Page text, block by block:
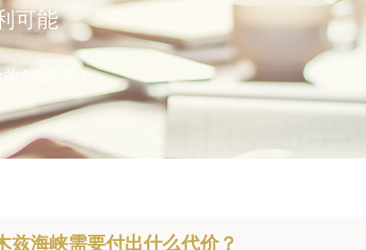
可能
金融服务！
海峡需要付出什么代价？